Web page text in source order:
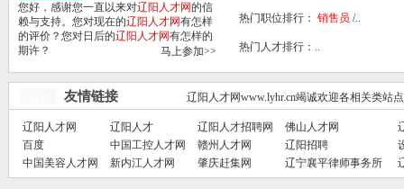
您好，感谢您一直以来对辽阳人才网的信
赖与支持。您对现在的辽阳人才网有怎样
的评价？您对日后的辽阳人才网有怎样的
期许？
马上参加>>
热门职位排行： 销售员 /..
热门人才排行：..
友情链接 辽阳人才网www.lyhr.cn竭诚欢迎各相关类站
辽阳人才网 辽阳人才 辽阳人才招聘网 佛山人才网
百度
中国工控人才网 赣州人才网 辽阳招聘
中国美容人才网
新内江人才网 肇庆赶集网 辽宁襄平律师事务所